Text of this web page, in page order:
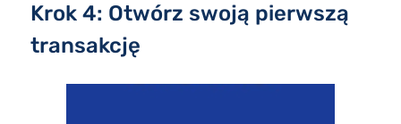
Krok 4: Otwórz swoją pierwszą
transakcję